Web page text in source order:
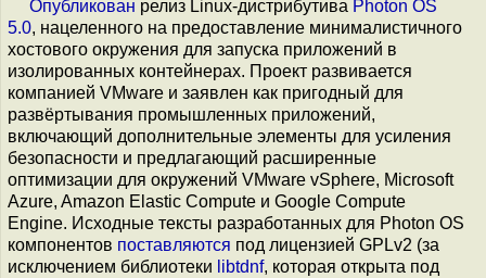
Опубликован релиз Linux-дистрибутива Photon OS
5.0, нацеленного на предоставление минималистичного
хостового окружения для запуска приложений в
изолированных контейнерах. Проект развивается
компанией VMware и заявлен как пригодный для
развёртывания промышленных приложений,
включающий дополнительные элементы для усиления
безопасности и предлагающий расширенные
оптимизации для окружений VMware vSphere, Microsoft
Azure, Amazon Elastic Compute и Google Compute
Engine. Исходные тексты разработанных для Photon OS
компонентов поставляются под лицензией GPLv2 (за
исключением библиотеки libtdnf, которая открыта под